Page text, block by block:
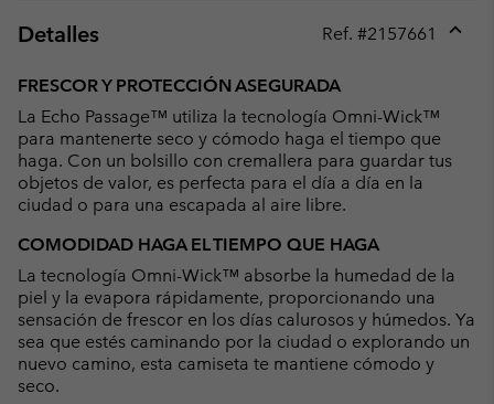
Detalles Ref. #2157661
FRESCOR Y PROTECCIÓN ASEGURADA
La Echo Passage™ utiliza la tecnología Omni-Wick™
para mantenerte seco y cómodo haga el tiempo que
haga. Con un bolsillo con cremallera para guardar tus
objetos de valor, es perfecta para el día a día en la
ciudad o para una escapada al aire libre.
COMODIDAD HAGA EL TIEMPO QUE HAGA
La tecnología Omni-Wick™ absorbe la humedad de la
piel y la evapora rápidamente, proporcionando una
sensación de frescor en los días calurosos y húmedos. Ya
sea que estés caminando por la ciudad o explorando un
nuevo camino, esta camiseta te mantiene cómodo y
seco.